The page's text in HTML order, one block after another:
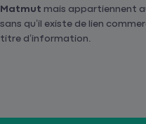
Matmut mais appartiennent
sans qu’il existe de lien
titre d’information.